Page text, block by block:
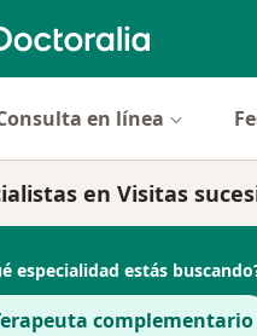
en línea
en Visitas
especialidad estás
complementario